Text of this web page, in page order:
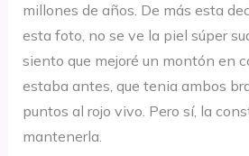
millones de años. De más esta
esta foto, no se ve la piel súper
siento que mejoré un montón en
estaba antes, que tenia ambos
puntos al rojo vivo. Pero sí, la
mantenerla.